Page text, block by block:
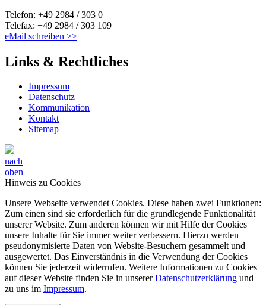
Telefon: +49 2984 / 303 0
Telefax: +49 2984 / 303 109
eMail schreiben >>
Links & Rechtliches
Impressum
Datenschutz
Kommunikation
Kontakt
Sitemap
nach
oben
Hinweis zu Cookies
Unsere Webseite verwendet Cookies. Diese haben zwei Funktionen:
Zum einen sind sie erforderlich für die grundlegende Funktionalität
unserer Website. Zum anderen können wir mit Hilfe der Cookies
unsere Inhalte für Sie immer weiter verbessern. Hierzu werden
pseudonymisierte Daten von Website-Besuchern gesammelt und
ausgewertet. Das Einverständnis in die Verwendung der Cookies
können Sie jederzeit widerrufen. Weitere Informationen zu Cookies
auf dieser Website finden Sie in unsererDatenschutzerklärung und
zu uns im Impressum.